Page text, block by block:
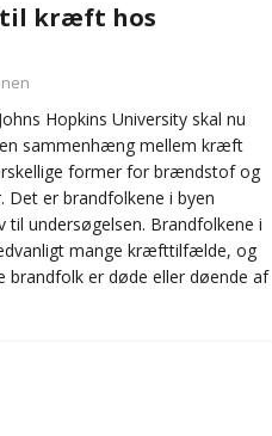
til kræft hos
Hopkins University skal nu
sammenhæng mellem kræft
former for brændstof og
Det er brandfolkene i byen
undersøgelsen. Brandfolkene i
mange kræfttilfælde, og
er døde eller døende af